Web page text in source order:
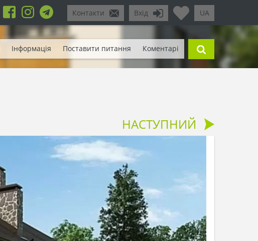
UA
Вхід
Контакти
Інформація Поставити питання Коментарі
НАСТУПНИЙ